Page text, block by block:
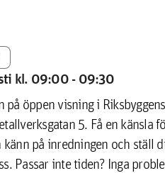
kl. 09:00 - 09:30
öppen visning i Riksbyggens
5. Få en känsla
på inredningen och ställ
Passar inte tiden? Inga